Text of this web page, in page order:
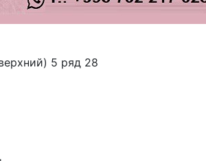
5 ряд 28